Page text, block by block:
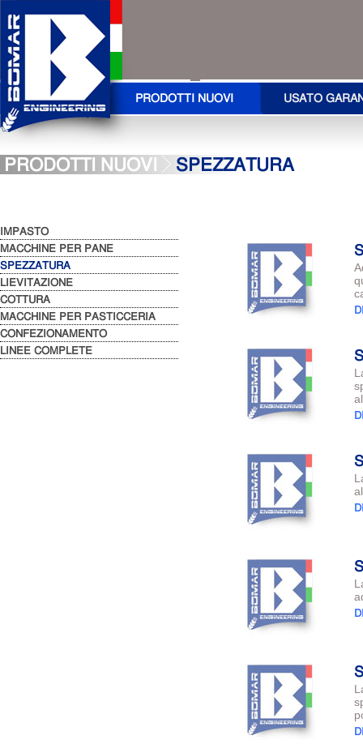
PRODOTTI NUOVI USATO
PRODOTTI NUOVI SPEZZATURA
IMPASTO
MACCHINE PER PANE
SPEZZATURA
LIEVITAZIONE
COTTURA
MACCHINE PER PASTICCERIA
CONFEZIONAMENTO
LINEE COMPLETE